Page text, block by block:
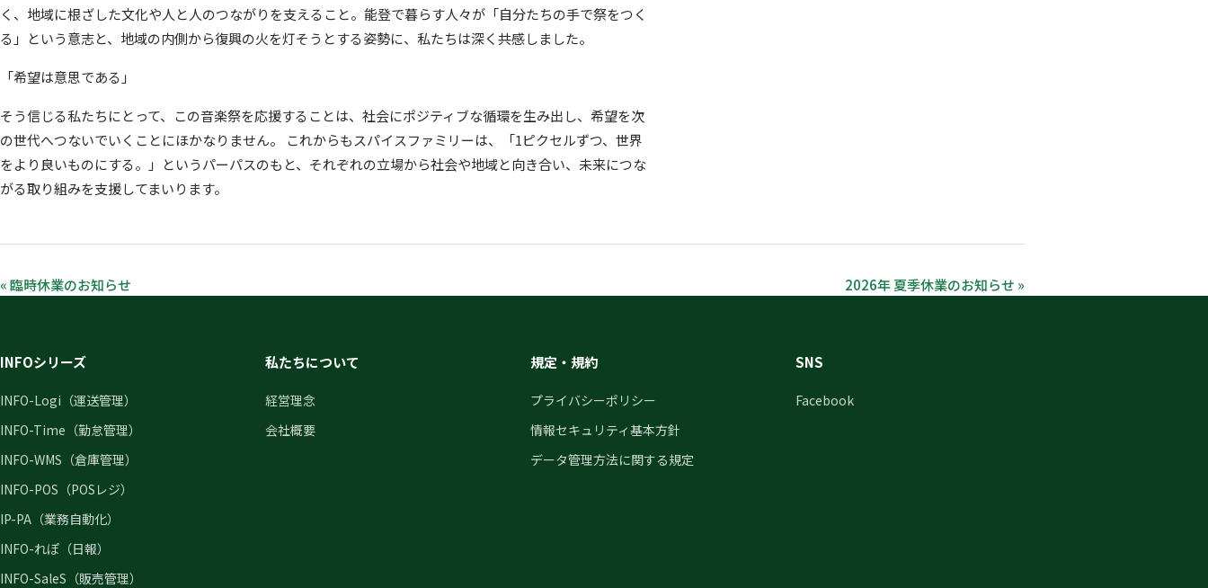
く、地域に根ざした文化や人と人のつながりを支えること。能登で暮らす人々が「自分たちの手で祭をつく
る」という意志と、地域の内側から復興の火を灯そうとする姿勢に、私たちは深く共感しました。
「希望は意思である」
そう信じる私たちにとって、この音楽祭を応援することは、社会にポジティブな循環を生み出し、希望を次
の世代へつないでいくことにほかなりません。 これからもスパイスファミリーは、「1ピクセルずつ、世界
をより良いものにする。」というパーパスのもと、それぞれの立場から社会や地域と向き合い、未来につな
がる取り組みを支援してまいります。
« 臨時休業のお知らせ 2026年 夏季休業のお知らせ »
INFOシリーズ
INFO-Logi（運送管理）
INFO-Time（勤怠管理）
INFO-WMS（倉庫管理）
INFO-POS（POSレジ）
IP-PA（業務自動化）
INFO-れぽ（日報）
INFO-SaleS（販売管理）
私たちについて
経営理念
会社概要
規定・規約
プライバシーポリシー
情報セキュリティ基本方針
データ管理方法に関する規定
SNS
Facebook